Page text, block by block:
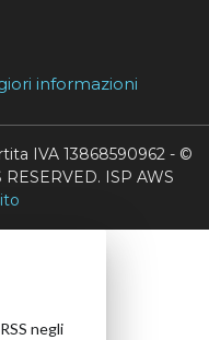
informazioni
IVA 13868590962 - ©
ISP AWS
negli